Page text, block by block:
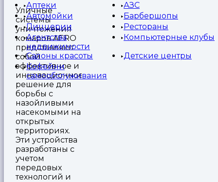
Аптеки
АЗС
Автомойки
Барбершопы
Пиццерии
Рестораны
Агентства
недвижимости
Компьютерные клубы
Салоны красоты
Детские центры
Кофейни
самообслуживания
Уличные
системы
уничтожения
комаров AERO
представляют
собой
эффективное и
инновационное
решение для
борьбы с
назойливыми
насекомыми на
открытых
территориях.
Эти устройства
разработаны с
учетом
передовых
технологий и